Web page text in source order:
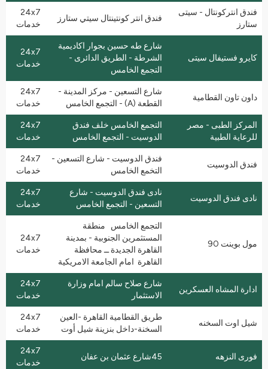
فندق انتركونتال - سيتى
ستارز
فندق انتر كونتينتال سيتي ستارز
24x7
خدمات
كايرو فستيفال سيتى
شارع طه حسين بجوار اكاديمية
الشرطة - الطريق الدائرى -
التجمع الخامس
24x7
خدمات
داون تاون القطامية
شارع التسعين - مركز المدينة -
القطعة (A) - التجمع الخامس
24x7
خدمات
المركز الطبى - مصر
للرعاية الطبية
التجمع الخامس خلف فندق
الدوسيت - التجمع الخامس
24x7
خدمات
فندق الدوسيت
فندق الدوسيت - شارع التسعين -
التخمع الخامس
24x7
خدمات
نادى فندق الدوسيت
نادى فندق الدوسيت - شارع
التسعين - التجمع الخامس
24x7
خدمات
مول بوينت 90
التجمع الخامس منطقة
المستثمرين الجنوبية - بمدينة
القاهرة الجديدة ــ محافظة
القاهرة امام الجامعة الامريكية
24x7
خدمات
ادارة المشاه العسكرين
شارع صلاح سالم امام وزارة
الاستثمار
24x7
خدمات
شيل اوت السخنه
طريق القطامية القاهرة -العين
السخنة-داخل بنزينة شيل أوت
24x7
خدمات
فورى النزهه 45شارع عثمان بن عفان
24x7
خدمات